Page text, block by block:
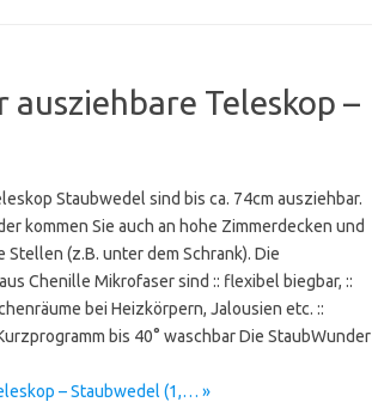
Teleskop –
Staubwedel sind bis ca. 74cm ausziehbar.
kommen Sie auch an hohe Zimmerdecken und
(z.B. unter dem Schrank). Die
Chenille Mikrofaser sind :: flexibel biegbar, ::
bei Heizkörpern, Jalousien etc. ::
bis 40° waschbar Die StaubWunder
– Staubwedel (1,… »